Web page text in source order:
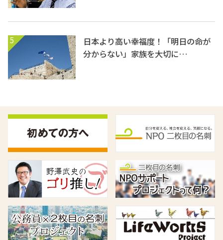
5
日本より高い幸福度！「明日の命が
分からない」家族を大切に…